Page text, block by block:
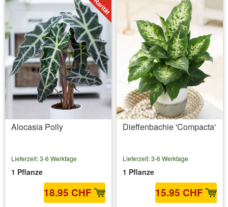
Alocasia Polly
Lieferzeit: 3-6 Werktage
1 Pflanze
18.95 CHF
Dieffenbachie 'Compacta'
Lieferzeit: 3-6 Werktage
1 Pflanze
15.95 CHF